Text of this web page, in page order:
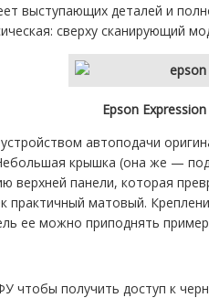
выступающих деталей и
сверху сканирующий
Epson
автоподачи
крышка (она же —
верхней панели, которая
практичный матовый.
ее можно приподнять
чтобы получить доступ к